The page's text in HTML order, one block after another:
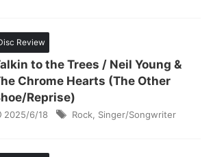
Review
to the Trees / Neil Young &
Chrome Hearts (The Other
Reprise)
2025/6/18 Rock Singer/Songwriter